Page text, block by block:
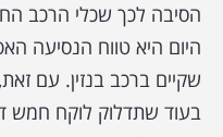
הסיבה לכך שכלי הרכב
היום היא טווח הנסיעה
שקיים ברכב בנזין. עם
בעוד שתדלוק לוקח חמש